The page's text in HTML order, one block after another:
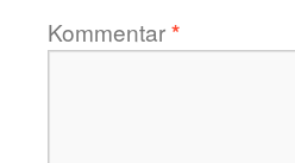
Kommentar*